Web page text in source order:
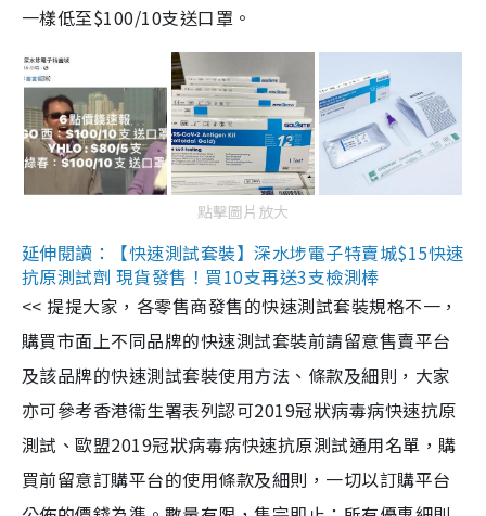
一樣低至$100/10支送口罩。
點擊圖片放大
延伸閱讀：【快速測試套裝】深水埗電子特賣城$15快速
抗原測試劑 現貨發售！買10支再送3支檢測棒
<< 提提大家，各零售商發售的快速測試套裝規格不一，
購買市面上不同品牌的快速測試套裝前請留意售賣平台
及該品牌的快速測試套裝使用方法、條款及細則，大家
亦可參考香港衞生署表列認可2019冠狀病毒病快速抗原
測試、歐盟2019冠狀病毒病快速抗原測試通用名單，購
買前留意訂購平台的使用條款及細則，一切以訂購平台